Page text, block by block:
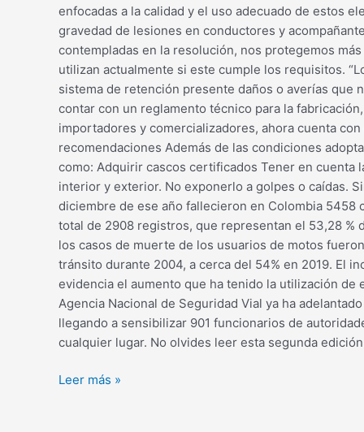
enfocadas a la calidad y el uso adecuado de estos
gravedad de lesiones en conductores y
contempladas en la resolución, nos protegemos
utilizan actualmente si este cumple los requisitos.
sistema de retención presente daños o averías que
contar con un reglamento técnico para la
importadores y comercializadores, ahora cuenta
recomendaciones Además de las condiciones
como: Adquirir cascos certificados Tener en cuenta
interior y exterior. No exponerlo a golpes o caídas.
diciembre de ese año fallecieron en Colombia
total de 2908 registros, que representan el 53,28 %
los casos de muerte de los usuarios de motos
tránsito durante 2004, a cerca del 54% en 2019. El
evidencia el aumento que ha tenido la utilización
Agencia Nacional de Seguridad Vial ya ha
llegando a sensibilizar 901 funcionarios de
cualquier lugar. No olvides leer esta segunda
Leer más »